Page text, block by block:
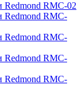
Redmond RMC-02
Redmond RMC-
Redmond RMC-
Redmond RMC-
Redmond RMC-